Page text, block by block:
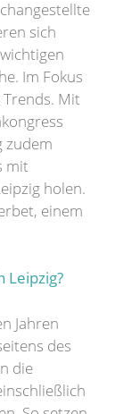
sich
Im Fokus
Mit
zudem
mit
holen.
einem
Leipzig?
Jahren
des
die